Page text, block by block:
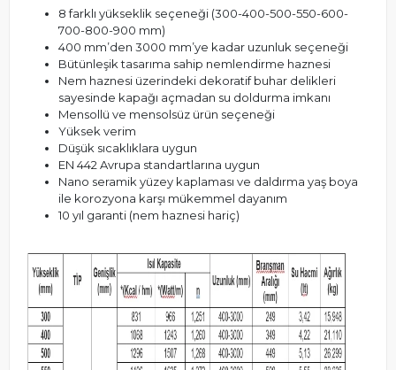
8 farklı yükseklik seçeneği (300-400-500-550-600-
700-800-900 mm)
400 mm’den 3000 mm’ye kadar uzunluk seçeneği
Bütünleşik tasarıma sahip nemlendirme haznesi
Nem haznesi üzerindeki dekoratif buhar delikleri
sayesinde kapağı açmadan su doldurma imkanı
Mensollü ve mensolsüz ürün seçeneği
Yüksek verim
Düşük sıcaklıklara uygun
EN 442 Avrupa standartlarına uygun
Nano seramik yüzey kaplaması ve daldırma yaş boya
ile korozyona karşı mükemmel dayanım
10 yıl garanti (nem haznesi hariç)